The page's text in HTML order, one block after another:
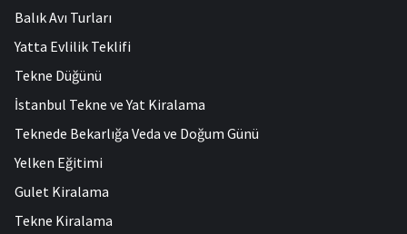
Balık Avı Turları
Yatta Evlilik Teklifi
Tekne Düğünü
İstanbul Tekne ve Yat Kiralama
Teknede Bekarlığa Veda ve Doğum Günü
Yelken Eğitimi
Gulet Kiralama
Tekne Kiralama